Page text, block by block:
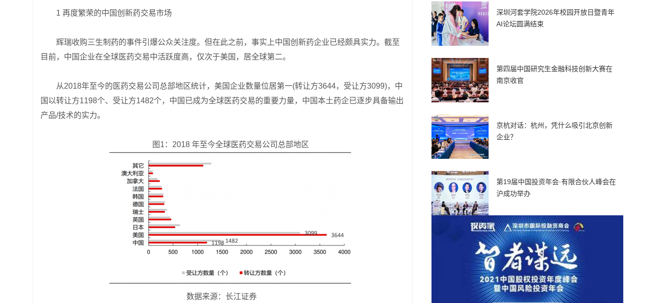
1 再度繁荣的中国创新药交易市场
辉瑞收购三生制药的事件引爆公众关注度。但在此之前，事实上中国创新药企业已经颇具实力。截至
目前，中国企业在全球医药交易中活跃度高，仅次于美国，居全球第二。
从2018年至今的医药交易公司总部地区统计，美国企业数量位居第一(转让方3644，受让方3099)，中
国以转让方1198个、受让方1482个，中国已成为全球医药交易的重要力量，中国本土药企已逐步具备输出
产品/技术的实力。
图1：2018 年至今全球医药交易公司总部地区
数据来源：长江证券
深圳河套学院2026年校园开放日暨青年
AI论坛圆满结束
第四届中国研究生金融科技创新大赛在
南京收官
京杭对话：杭州，凭什么吸引北京创新
企业？
第19届中国投资年会·有限合伙人峰会在
沪成功举办